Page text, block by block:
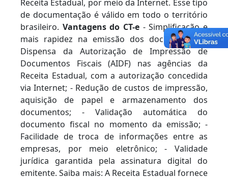
Receita Estadual, por meio da Internet. Esse tipo
de documentação é válido em todo o território
brasileiro. Vantagens do CT-e - Simplificação e
mais rapidez na emissão dos documentos; -
Dispensa da Autorização de Impressão de
Documentos Fiscais (AIDF) nas agências da
Receita Estadual, com a autorização concedida
via Internet; - Redução de custos de impressão,
aquisição de papel e armazenamento dos
documentos; - Validação automática do
documento fiscal no momento da emissão; -
Facilidade de troca de informações entre as
empresas, por meio eletrônico; - Validade
jurídica garantida pela assinatura digital do
emitente. Saiba mais: A Receita Estadual fornece